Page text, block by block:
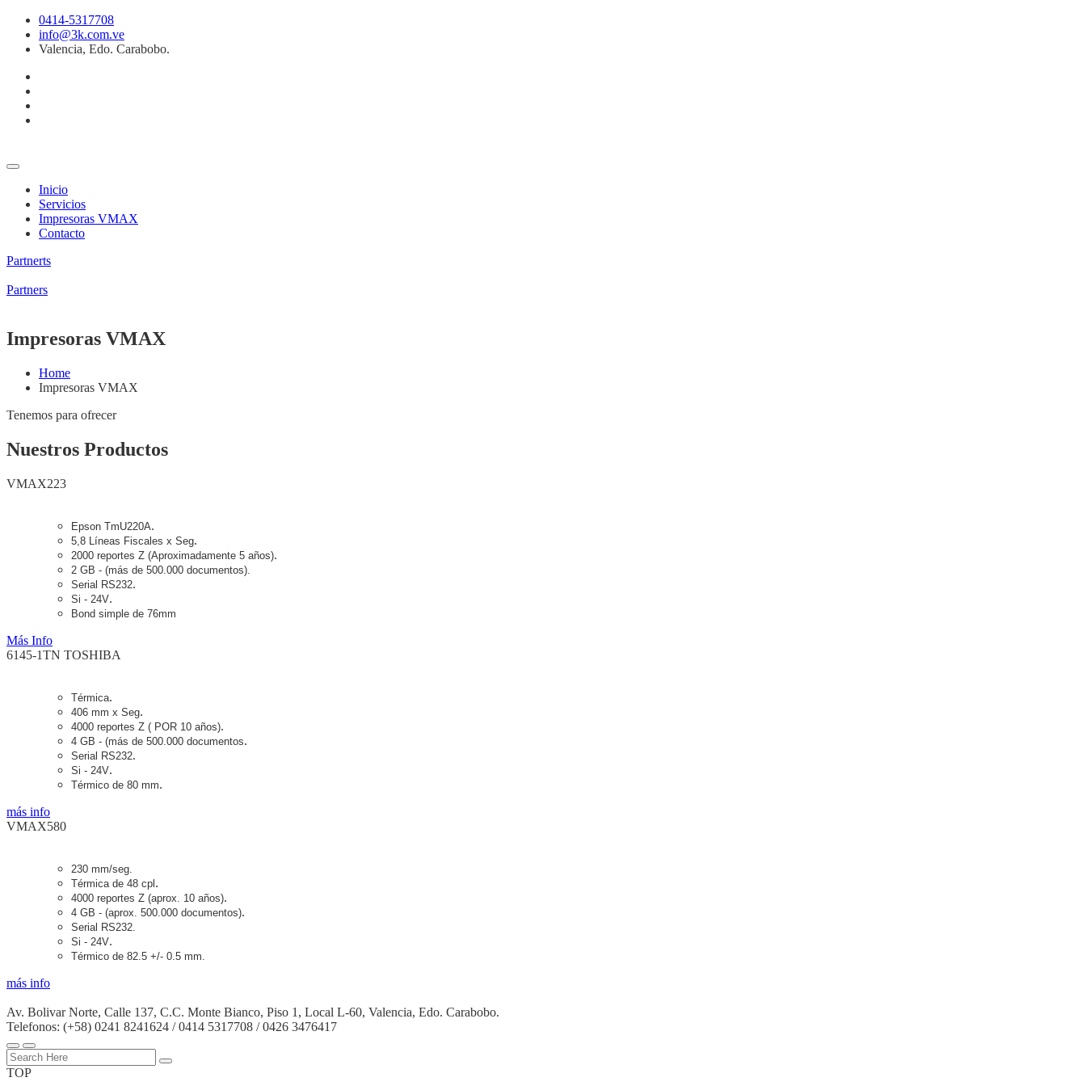
0414-5317708
info@3k.com.ve
Valencia, Edo. Carabobo.
Inicio
Servicios
Impresoras VMAX
Contacto
Partnerts
Partners
Impresoras VMAX
Home
Impresoras VMAX
Tenemos para ofrecer
Nuestros Productos
VMAX223
Epson TmU220A.
5,8 Líneas Fiscales x Seg.
2000 reportes Z (Aproximadamente 5 años).
2 GB - (más de 500.000 documentos).
Serial RS232.
Si - 24V.
Bond simple de 76mm
Más Info
6145-1TN TOSHIBA
Térmica.
406 mm x Seg.
4000 reportes Z ( POR 10 años).
4 GB - (más de 500.000 documentos.
Serial RS232.
Si - 24V.
Térmico de 80 mm.
más info
VMAX580
230 mm/seg.
Térmica de 48 cpl.
4000 reportes Z (aprox. 10 años).
4 GB - (aprox. 500.000 documentos).
Serial RS232.
Si - 24V.
Térmico de 82.5 +/- 0.5 mm.
más info
Av. Bolivar Norte, Calle 137, C.C. Monte Bianco, Piso 1, Local L-60, Valencia, Edo. Carabobo.
Telefonos: (+58) 0241 8241624 / 0414 5317708 / 0426 3476417
TOP